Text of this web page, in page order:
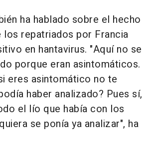
ha hablado sobre el hecho
los repatriados por Francia
en hantavirus. "Aquí no se
porque eran asintomáticos.
eres asintomático no te
haber analizado? Pues sí,
el lío que había con los
se ponía ya analizar", ha